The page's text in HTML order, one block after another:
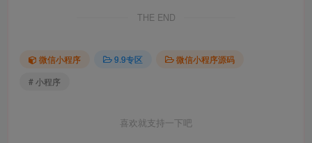
THE END
微信小程序 9.9专区
微信小程序源码
# 小程序
喜欢就支持一下吧